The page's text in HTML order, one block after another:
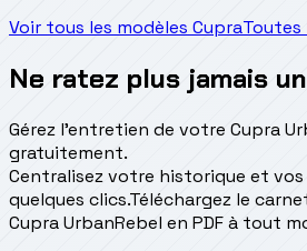
Voir tous les modèles CupraToutes
Ne ratez plus jamais
Gérez l'entretien de votre Cupra
gratuitement.
Centralisez votre historique et vos
quelques clics.Téléchargez le
Cupra UrbanRebel en PDF à tout